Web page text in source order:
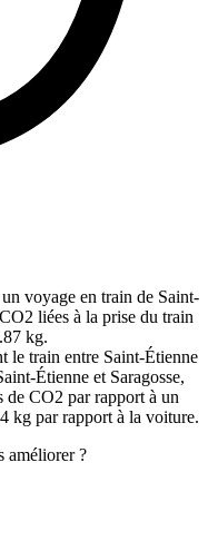
voyage en train de Saint-
liées à la prise du train
kg.
le train entre Saint-Étienne
Étienne et Saragosse,
de CO2 par rapport à un
kg par rapport à la voiture.
améliorer ?